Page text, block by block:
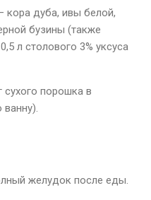
кора дуба, ивы белой,
бузины (также
л столового 3% уксуса
сухого порошка в
желудок после еды.